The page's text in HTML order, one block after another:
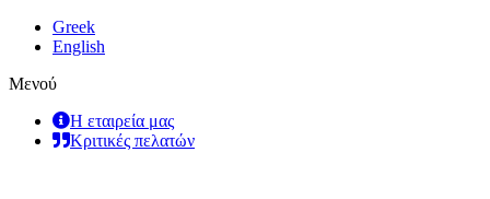
Greek
English
Μενού
Η εταιρεία μας
Κριτικές πελατών